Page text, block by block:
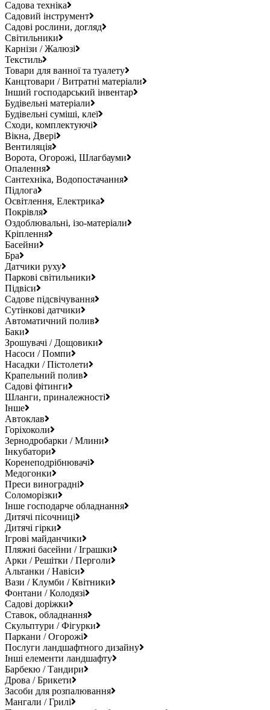
Садова техніка
Садовий інструмент
Садові рослини, догляд
Світильники
Карнізи / Жалюзі
Текстиль
Товари для ванної та туалету
Канцтовари / Витратні матеріали
Інший господарський інвентар
Будівельні матеріали
Будівельні суміші, клеї
Сходи, комплектуючі
Вікна, Двері
Вентиляція
Ворота, Огорожі, Шлагбауми
Опалення
Сантехніка, Водопостачання
Підлога
Освітлення, Електрика
Покрівля
Оздоблювальні, ізо-матеріали
Кріплення
Басейни
Бра
Датчики руху
Паркові світильники
Підвіси
Садове підсвічування
Сутінкові датчики
Автоматичний полив
Баки
Зрошувачі / Дощовики
Насоси / Помпи
Насадки / Пістолети
Крапельний полив
Садові фітинги
Шланги, приналежності
Інше
Автоклав
Горіхоколи
Зернодробарки / Млини
Інкубатори
Коренеподрібнювачі
Медогонки
Преси виноградні
Соломорізки
Інше господарче обладнання
Дитячі пісочниці
Дитячі гірки
Ігрові майданчики
Пляжні басейни / Іграшки
Арки / Решітки / Перголи
Альтанки / Навіси
Вази / Клумби / Квітники
Фонтани / Колодязі
Садові доріжки
Ставок, обладнання
Скульптури / Фігурки
Паркани / Огорожі
Послуги ландшафтного дизайну
Інші елементи ландшафту
Барбекю / Тандири
Дрова / Брикети
Засоби для розпалювання
Мангали / Грилі